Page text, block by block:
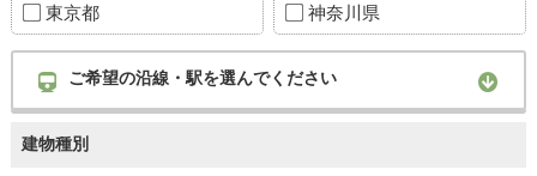
東京都 神奈川県
ご希望の沿線・駅を選んでください
建物種別